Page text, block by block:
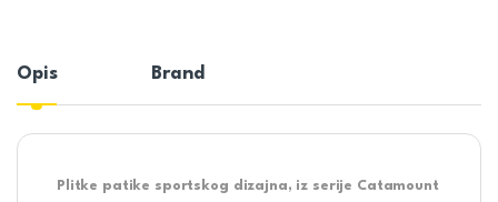
Opis Brand
Plitke patike sportskog dizajna, iz serije Catamount